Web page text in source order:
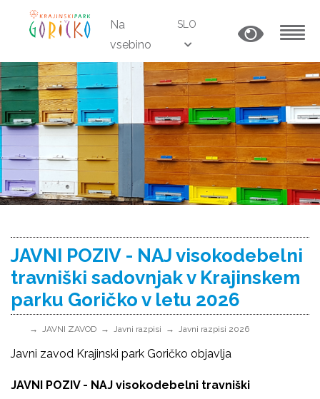
Na
vsebino
SLO
JAVNI POZIV - NAJ visokodebelni
travniški sadovnjak v Krajinskem
parku Goričko v letu 2026
JAVNI ZAVOD Javni razpisi Javni razpisi 2026
Javni zavod Krajinski park Goričko objavlja
JAVNI POZIV - NAJ visokodebelni travniški